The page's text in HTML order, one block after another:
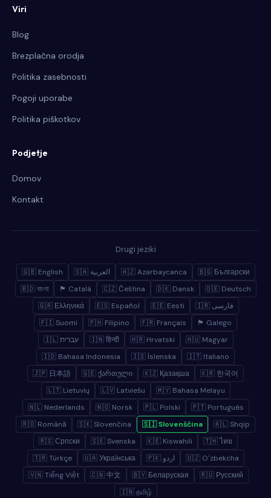
Viri
Blog
Brezplačna orodja
Politika zasebnosti
Pogoji uporabe
Politika piškotkov
Podjetje
Domov
Kontakt
Drugi jeziki
🇬🇧 English 🇸🇦 العربية 🇦🇿 Azərbaycanca
🇧🇬 Български
🇧🇩 বাংলা
🏴 Català 🇨🇿 Čeština 🇩🇰 Dansk
🇩🇪 Deutsch
🇬🇷 Ελληνικά
🇪🇸 Español 🇪🇪 Eesti
🇮🇷 فارسی
🇫🇮 Suomi
🇵🇭 Filipino 🇫🇷 Français
🏴 Galego
🇮🇱 עברית
🇮🇳 हिन्दी 🇭🇷 Hrvatski
🇭🇺 Magyar
🇮🇩 Bahasa Indonesia
🇮🇸 Íslenska
🇮🇹 Italiano
🇯🇵 日本語
🇬🇪 ქართული 🇰🇿 Қазақша
🇰🇷 한국어
🇱🇹 Lietuvių
🇱🇻 Latviešu
🇲🇾 Bahasa Melayu
🇳🇱 Nederlands
🇳🇴 Norsk 🇵🇱 Polski
🇵🇹 Português
🇷🇴 Română
🇸🇰 Slovenčina 🇸🇮 Slovenščina
🇦🇱 Shqip
🇷🇸 Српски
🇸🇪 Svenska 🇰🇪 Kiswahili
🇹🇭 ไทย
🇹🇷 Türkçe
🇺🇦 Українська 🇵🇰 اردو
🇺🇿 Oʻzbekcha
🇻🇳 Tiếng Việt
🇨🇳 中文 🇧🇾 Беларуская
🇷🇺 Русский
🇮🇳 தமிழ்